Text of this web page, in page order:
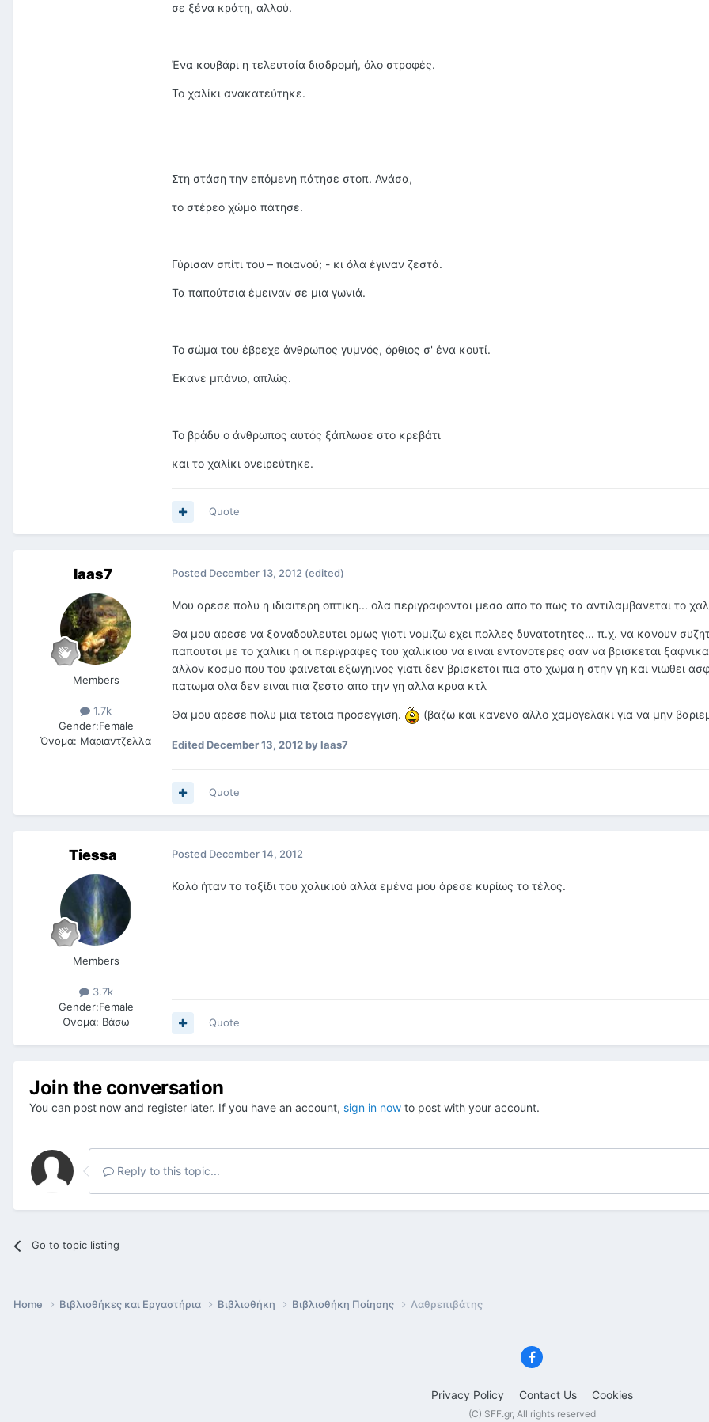
σε ξένα κράτη, αλλού.
Ένα κουβάρι η τελευταία διαδρομή, όλο στροφές.
Το χαλίκι ανακατεύτηκε.
Στη στάση την επόμενη πάτησε στοπ. Ανάσα,
το στέρεο χώμα πάτησε.
Γύρισαν σπίτι του – ποιανού; - κι όλα έγιναν ζεστά.
Τα παπούτσια έμειναν σε μια γωνιά.
Το σώμα του έβρεχε άνθρωπος γυμνός, όρθιος σ' ένα κουτί.
Έκανε μπάνιο, απλώς.
Το βράδυ ο άνθρωπος αυτός ξάπλωσε στο κρεβάτι
και το χαλίκι ονειρεύτηκε.
Quote
laas7
Members
1.7k
Gender:Female
Όνομα: Μαριαντζελλα
Posted December 13, 2012 (edited)
Μου αρεσε πολυ η ιδιαιτερη οπτικη... ολα περιγραφονται μεσα απο το πως τα αντιλαμβανεται το
Θα μου αρεσε να ξαναδουλευτει ομως γιατι νομιζω εχει πολλες δυνατοτητες... π.χ. να κανουν
παπουτσι με το χαλικι η οι περιγραφες του χαλικιου να ειναι εντονοτερες σαν να βρισκεται
αλλον κοσμο που του φαινεται εξωγηινος γιατι δεν βρισκεται πια στο χωμα η στην γη και νιωθει
πατωμα ολα δεν ειναι πια ζεστα απο την γη αλλα κρυα κτλ
Θα μου αρεσε πολυ μια τετοια προσεγγιση. (βαζω και κανενα αλλο χαμογελακι για να μην
EditedDecember 13, 2012by laas7
Quote
Tiessa
Members
3.7k
Gender:Female
Όνομα: Βάσω
Posted December 14, 2012
Καλό ήταν το ταξίδι του χαλικιού αλλά εμένα μου άρεσε κυρίως το τέλος.
Quote
Join the conversation
You can post now and register later. If you have an account, sign in now to post with your account.
Reply to this topic...
Go to topic listing
Home Βιβλιοθήκες και Εργαστήρια Βιβλιοθήκη Βιβλιοθήκη Ποίησης Λαθρεπιβάτης
Privacy Policy Contact Us Cookies
(C) SFF.gr, All rights reserved